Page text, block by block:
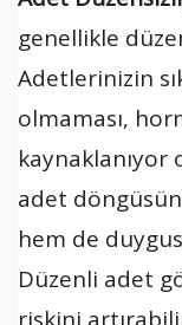
genellikle
Adetlerinizin
olmaması,
kaynaklanıyor
adet
hem de
Düzenli adet